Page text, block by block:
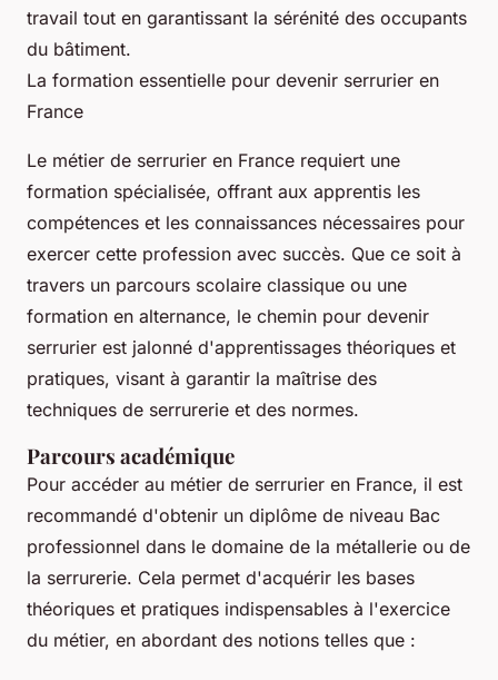
travail tout en garantissant la sérénité des occupants
du bâtiment.
La formation essentielle pour devenir serrurier en
France
Le métier de serrurier en France requiert une
formation spécialisée, offrant aux apprentis les
compétences et les connaissances nécessaires pour
exercer cette profession avec succès. Que ce soit à
travers un parcours scolaire classique ou une
formation en alternance, le chemin pour devenir
serrurier est jalonné d'apprentissages théoriques et
pratiques, visant à garantir la maîtrise des
techniques de serrurerie et des normes.
Parcours académique
Pour accéder au métier de serrurier en France, il est
recommandé d'obtenir un diplôme de niveau Bac
professionnel dans le domaine de la métallerie ou de
la serrurerie. Cela permet d'acquérir les bases
théoriques et pratiques indispensables à l'exercice
du métier, en abordant des notions telles que :